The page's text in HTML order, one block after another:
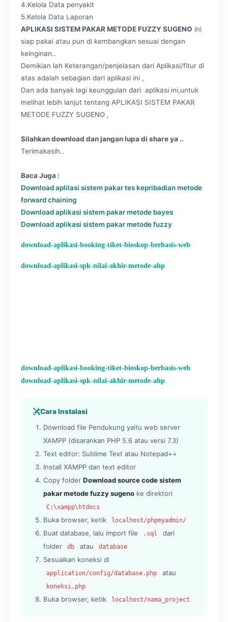
4.Kelola Data penyakit
5.Kelola Data Laporan
APLIKASI SISTEM PAKAR METODE FUZZY SUGENO ini
siap pakai atau pun di kembangkan sesuai dengan
keinginan..
Demikian lah Keterangan/penjelasan dari Aplikasi/fitur di
atas adalah sebagian dari aplikasi ini ,
Dan ada banyak lagi keunggulan dari aplikasi ini,untuk
melihat lebih lanjut tentang APLIKASI SISTEM PAKAR
METODE FUZZY SUGENO ,
Silahkan download dan jangan lupa di share ya ..
Terimakasih..
Baca Juga :
Download aplilasi sistem pakar tes kepribadian metode
forward chaining
Download aplikasi sistem pakar metode bayes
Download aplikasi sistem pakar metode fuzzy
download-aplikasi-booking-tiket-bioskop-berbasis-web
download-aplikasi-spk-nilai-akhir-metode-ahp
download-aplikasi-booking-tiket-bioskop-berbasis-web
download-aplikasi-spk-nilai-akhir-metode-ahp
Cara Instalasi
Download file Pendukung yaitu web server
XAMPP (disarankan PHP 5.6 atau versi 7.3)
Text editor: Sublime Text atau Notepad++
Install XAMPP dan text editor
Copy folder Download source code sistem
pakar metode fuzzy sugeno ke direktori
C:\xampp\htdocs
Buka browser, ketik localhost/phpmyadmin/
Buat database, lalu import file .sql
dari
folder
db atau database
Sesuaikan koneksi di
application/config/database.php atau
koneksi.php
Buka browser, ketik localhost/nama_project